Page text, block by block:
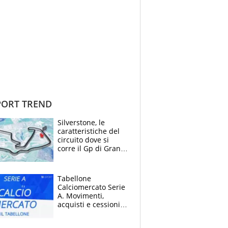
TREND
Silverstone, le
caratteristiche del
circuito dove si
corre il Gp di Gran
Tabellone
Calciomercato Serie
A. Movimenti,
acquisti e cessioni: